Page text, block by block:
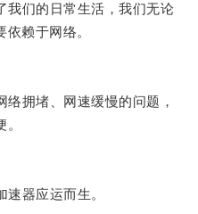
们的日常生活，我们无论
赖于网络。
拥堵、网速缓慢的问题，
器应运而生。